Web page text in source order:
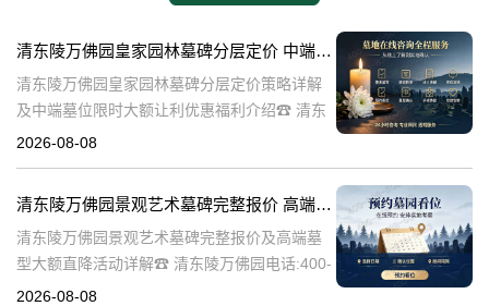
清东陵万佛园皇家园林墓碑分层定价 中端墓位限时大额让利详解及优惠福利
清东陵万佛园皇家园林墓碑分层定价策略详解
及中端墓位限时大额让利优惠福利介绍☎ 清东
陵万佛园电话:400-838-5063清东陵万佛园，作
2026-08-08
清东陵万佛园景观艺术墓碑完整报价 高端墓型大额直降活动详解
清东陵万佛园景观艺术墓碑完整报价及高端墓
型大额直降活动详解☎ 清东陵万佛园电话:400-
838-5063清东陵万佛园，作为中国历史悠久的
2026-08-08